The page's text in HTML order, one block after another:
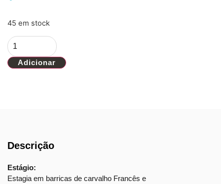
45 em stock
Adicionar
Descrição
Estágio:
Estagia em barricas de carvalho Francês e